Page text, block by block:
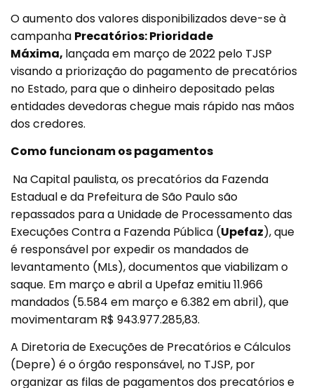
O aumento dos valores disponibilizados deve-se à
campanha Precatórios: Prioridade
Máxima, lançada em março de 2022 pelo TJSP
visando a priorização do pagamento de precatórios
no Estado, para que o dinheiro depositado pelas
entidades devedoras chegue mais rápido nas mãos
dos credores.
Como funcionam os pagamentos
Na Capital paulista, os precatórios da Fazenda
Estadual e da Prefeitura de São Paulo são
repassados para a Unidade de Processamento das
Execuções Contra a Fazenda Pública (Upefaz), que
é responsável por expedir os mandados de
levantamento (MLs), documentos que viabilizam o
saque. Em março e abril a Upefaz emitiu 11.966
mandados (5.584 em março e 6.382 em abril), que
movimentaram R$ 943.977.285,83.
A Diretoria de Execuções de Precatórios e Cálculos
(Depre) é o órgão responsável, no TJSP, por
organizar as filas de pagamentos dos precatórios e